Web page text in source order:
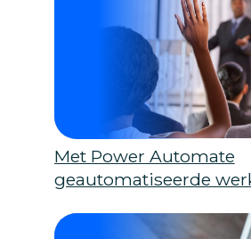
Met Power Automate
geautomatiseerde